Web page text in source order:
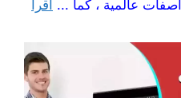
عالمية ، كما ... اقرأ